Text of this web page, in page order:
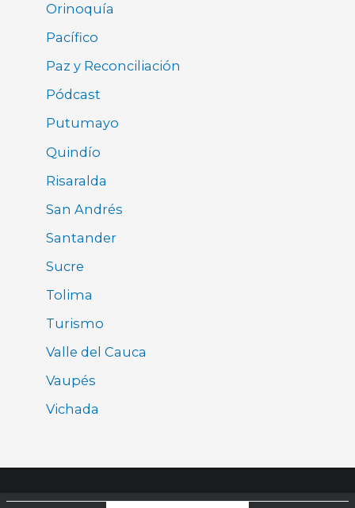
Orinoquía
Pacífico
Paz y Reconciliación
Pódcast
Putumayo
Quindío
Risaralda
San Andrés
Santander
Sucre
Tolima
Turismo
Valle del Cauca
Vaupés
Vichada